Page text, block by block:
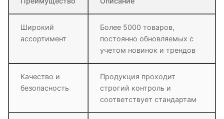
Широкий
ассортимент
Более 5000 товаров,
постоянно обновляемых с
учетом новинок и трендов
Качество и
безопасность
Продукция проходит
строгий контроль и
соответствует стандартам